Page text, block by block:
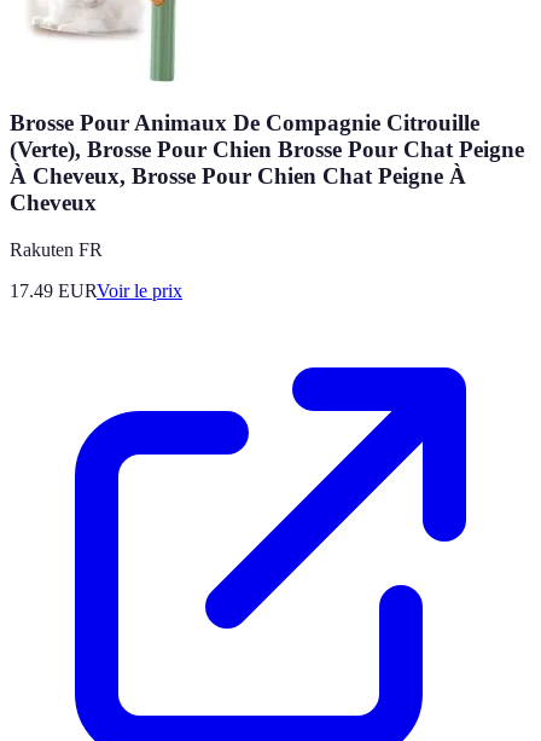
Brosse Pour Animaux De Compagnie Citrouille
(Verte), Brosse Pour Chien Brosse Pour Chat Peigne
À Cheveux, Brosse Pour Chien Chat Peigne À
Cheveux
Rakuten FR
17.49 EURVoir le prix